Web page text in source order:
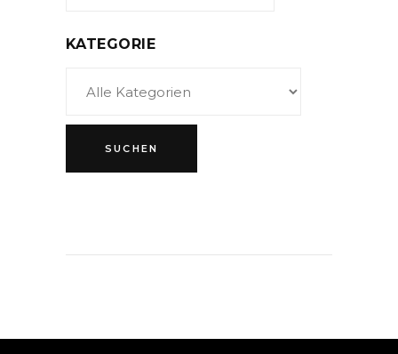
KATEGORIE